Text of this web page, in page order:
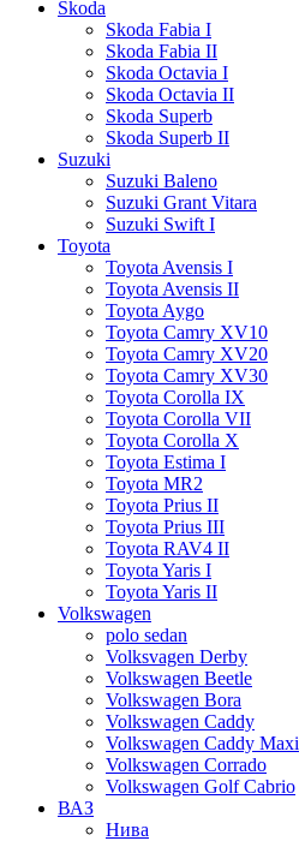
Skoda
Skoda Fabia I
Skoda Fabia II
Skoda Octavia I
Skoda Octavia II
Skoda Superb
Skoda Superb II
Suzuki
Suzuki Baleno
Suzuki Grant Vitara
Suzuki Swift I
Toyota
Toyota Avensis I
Toyota Avensis II
Toyota Aygo
Toyota Camry XV10
Toyota Camry XV20
Toyota Camry XV30
Toyota Corolla IX
Toyota Corolla VII
Toyota Corolla X
Toyota Estima I
Toyota MR2
Toyota Prius II
Toyota Prius III
Toyota RAV4 II
Toyota Yaris I
Toyota Yaris II
Volkswagen
polo sedan
Volksvagen Derby
Volkswagen Beetle
Volkswagen Bora
Volkswagen Caddy
Volkswagen Caddy Maxi
Volkswagen Corrado
Volkswagen Golf Cabrio
ВАЗ
Нива